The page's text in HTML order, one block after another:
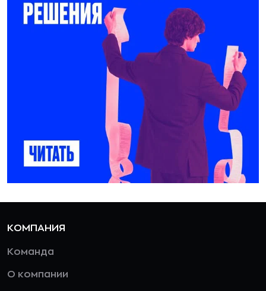
КОМПАНИЯ
Команда
О компании